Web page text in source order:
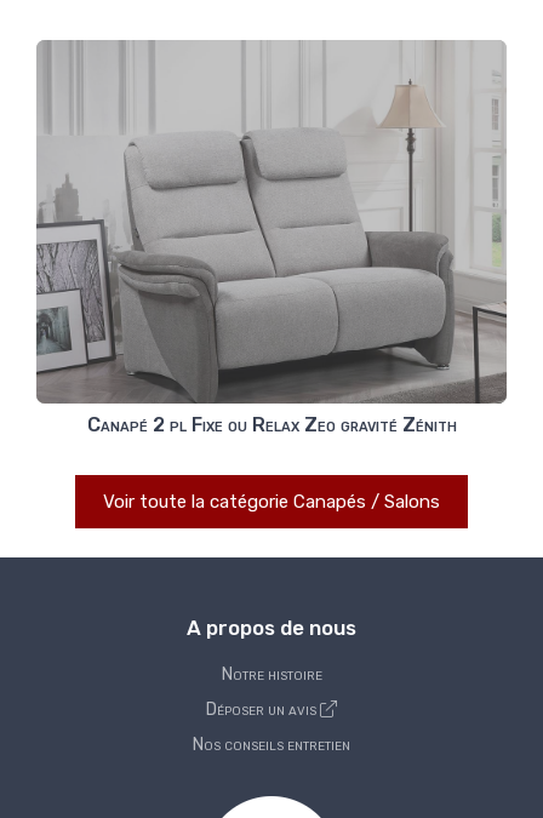
Canapé 2 pl Fixe ou Relax Zeo gravité Zénith
Voir toute la catégorie Canapés / Salons
A propos de nous
Notre histoire
Déposer un avis
Nos conseils entretien